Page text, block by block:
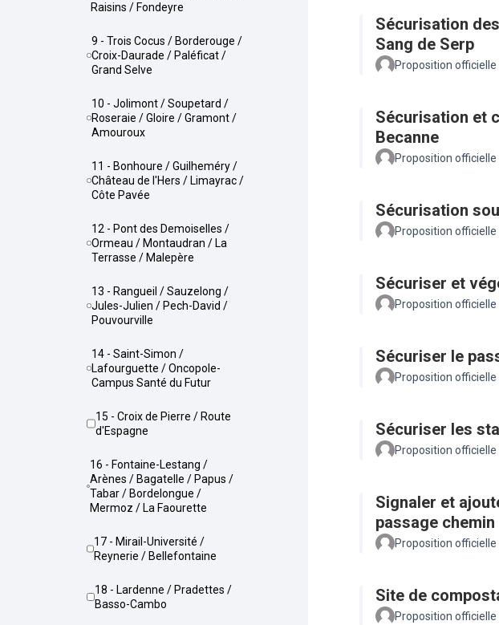
Raisins / Fondeyre
9 - Trois Cocus / Borderouge /
Croix-Daurade / Paléficat /
Grand Selve
10 - Jolimont / Soupetard /
Roseraie / Gloire / Gramont /
Amouroux
11 - Bonhoure / Guilheméry /
Château de l'Hers / Limayrac /
Côte Pavée
12 - Pont des Demoiselles /
Ormeau / Montaudran / La
Terrasse / Malepère
13 - Rangueil / Sauzelong /
Jules-Julien / Pech-David /
Pouvourville
14 - Saint-Simon /
Lafourguette / Oncopole-
Campus Santé du Futur
15 - Croix de Pierre / Route
d'Espagne
16 - Fontaine-Lestang /
Arènes / Bagatelle / Papus /
Tabar / Bordelongue /
Mermoz / La Faourette
17 - Mirail-Université /
Reynerie / Bellefontaine
18 - Lardenne / Pradettes /
Basso-Cambo
Sécurisation
Sang de Serp
Proposition officielle
Sécurisation et
Becanne
Proposition officielle
Sécurisation
Proposition officielle
Sécuriser et
Proposition officielle
Sécuriser le
Proposition officielle
Sécuriser les
Proposition officielle
Signaler et
passage
Proposition officielle
Site de
Proposition officielle